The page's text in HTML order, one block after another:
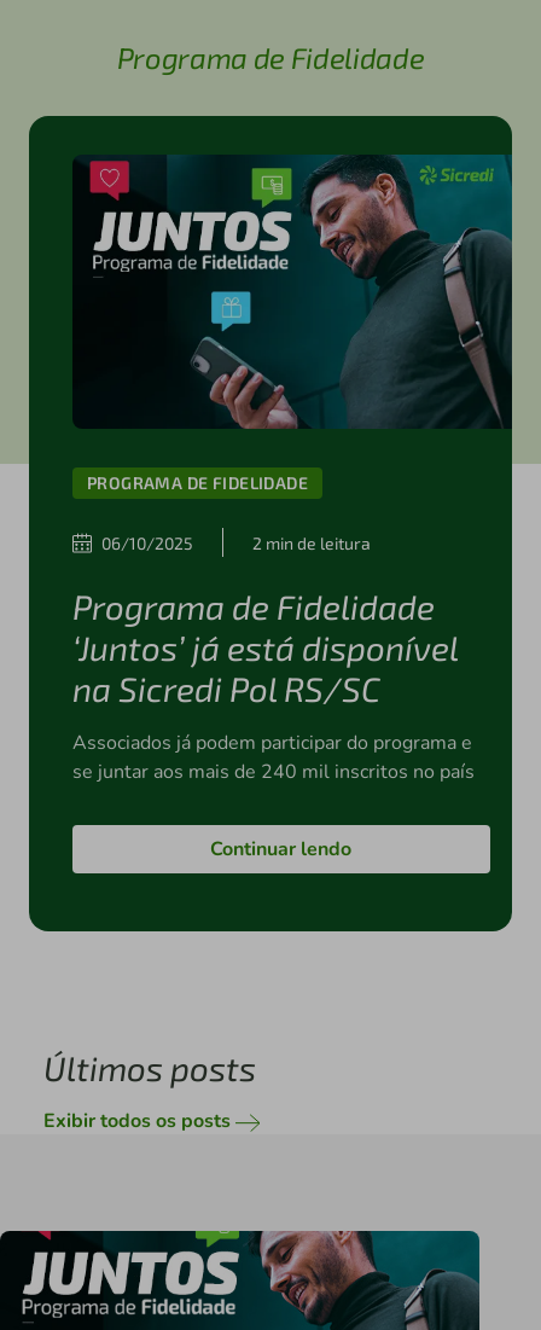
Programa de Fidelidade
PROGRAMA DE FIDELIDADE
06/10/2025 2 min de leitura
Programa de Fidelidade
‘Juntos’ já está disponível
na Sicredi Pol RS/SC
Associados já podem participar do programa e
se juntar aos mais de 240 mil inscritos no país
Continuar lendo
Últimos posts
Exibir todos os posts